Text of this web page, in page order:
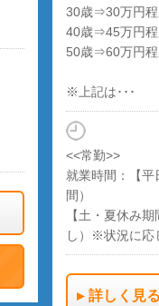
30歳⇒30万円
40歳⇒45万円
50歳⇒60万円
※上記は･･･
<<常勤>>
就業時間：【
間）
【土・夏休み
し）※状況に応
詳しく見る